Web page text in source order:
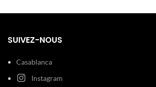
SUIVEZ-NOUS
Casablanca
Instagram